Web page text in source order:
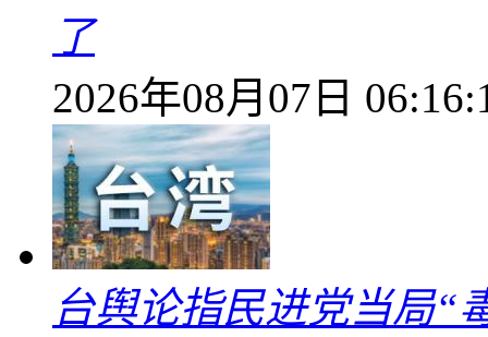
了
2026年08月07日
台舆论指民进党当局“